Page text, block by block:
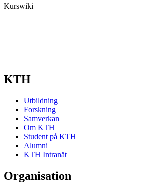
Kurswiki
KTH
Utbildning
Forskning
Samverkan
Om KTH
Student på KTH
Alumni
KTH Intranät
Organisation